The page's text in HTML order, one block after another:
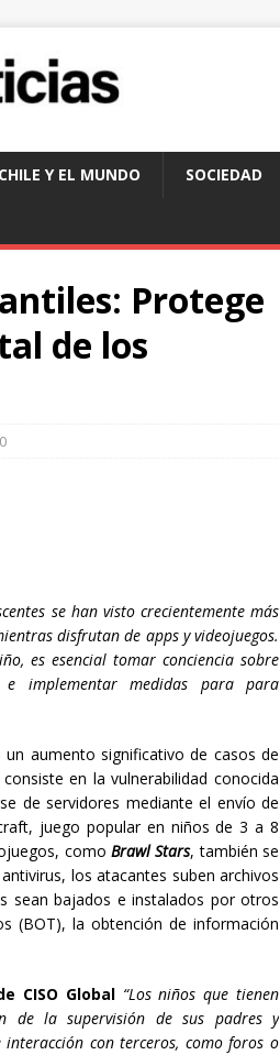
CHILE Y EL MUNDO SOCIEDAD
Protege
de los
0
se han visto crecientemente más
disfrutan de apps y videojuegos.
es esencial tomar conciencia sobre
implementar medidas para para
un aumento significativo de casos de
en la vulnerabilidad conocida
de servidores mediante el envío de
juego popular en niños de 3 a 8
como Brawl Stars, también se
los atacantes suben archivos
sean bajados e instalados por otros
(BOT), la obtención de información
CISO Global “Los niños que tienen
de la supervisión de sus padres y
interacción con terceros, como foros o